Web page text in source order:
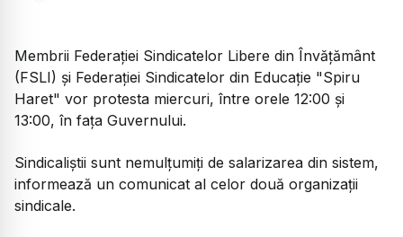
Membrii Federaţiei Sindicatelor Libere din Învăţământ
(FSLI) şi Federaţiei Sindicatelor din Educaţie "Spiru
Haret" vor protesta miercuri, între orele 12:00 şi
13:00, în faţa Guvernului.
Sindicaliștii sunt nemulţumiţi de salarizarea din sistem,
informează un comunicat al celor două organizaţii
sindicale.